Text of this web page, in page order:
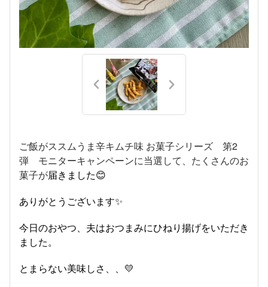
ご飯がススムうま辛キムチ味 お菓子シリーズ 第2
弾 モニターキャンペーンに当選して、たくさんのお
菓子が届きました😊
ありがとうございます✨
今日のおやつ、夫はおつまみにひねり揚げをいただき
ました。
とまらない美味しさ、、💛